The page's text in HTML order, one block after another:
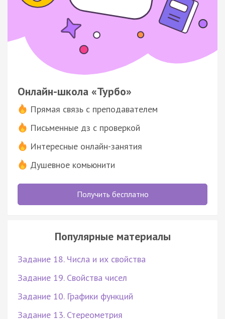
Онлайн-школа «Турбо»
Прямая связь с преподавателем
Письменные дз с проверкой
Интересные онлайн-занятия
Душевное комьюнити
Получить бесплатно
Популярные материалы
Задание 18. Числа и их свойства
Задание 19. Свойства чисел
Задание 10. Графики функций
Задание 13. Стереометрия